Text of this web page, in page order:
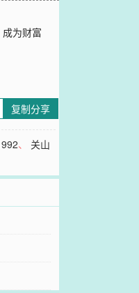
为财富
复制分享
、 关山